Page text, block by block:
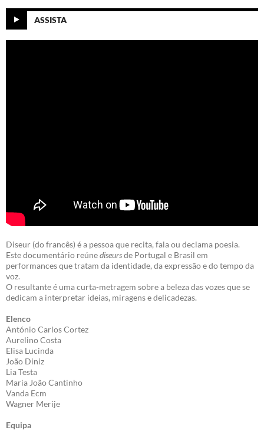
ASSISTA
Diseur (do francês) é a pessoa que recita, fala ou declama poesia.
Este documentário reúnediseursde Portugal e Brasil em
performances que tratam da identidade, da expressão e do tempo da
voz.
O resultante é uma curta-metragem sobre a beleza das vozes que se
dedicam a interpretar ideias, miragens e delicadezas.
Elenco
António Carlos Cortez
Aurelino Costa
Elisa Lucinda
João Diniz
Lia Testa
Maria João Cantinho
Vanda Ecm
Wagner Merije
Equipa